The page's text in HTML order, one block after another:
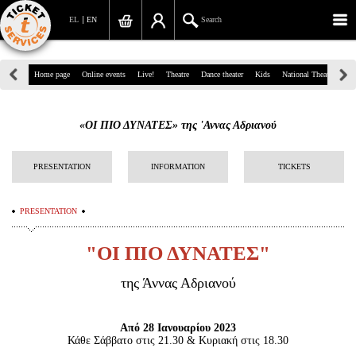
EN
EL Search
39, Panepistimiou Str, Athens
info@ticketservices.gr
Check out
Search your order
Information
Home page Online events Live! Theatre Dance theater Kids National Theatre
«ΟΙ ΠΙΟ ΔΥΝΑΤΕΣ» της 'Αννας Αδριανού
PRESENTATION INFORMATION TICKETS
PRESENTATION
"ΟΙ ΠΙΟ ΔΥΝΑΤΕΣ"
της Άννας Αδριανού
Από 28 Ιανουαρίου 2023
Κάθε Σάββατο στις 21.30 & Κυριακή στις 18.30